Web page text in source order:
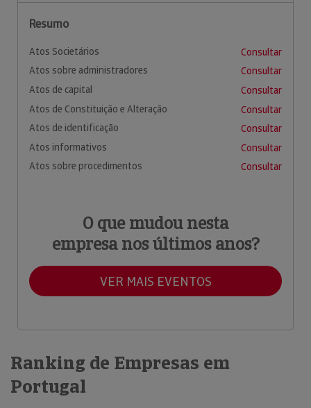
Resumo
Atos Societários
Consultar
Atos sobre administradores
Consultar
Atos de capital
Consultar
Atos de Constituição e Alteração
Consultar
Atos de identificação
Consultar
Atos informativos
Consultar
Atos sobre procedimentos
Consultar
O que mudou nesta
empresa nos últimos anos?
VER MAIS EVENTOS
Ranking de Empresas em
Portugal